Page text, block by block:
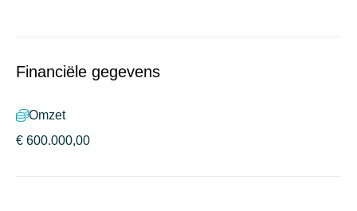
Financiële gegevens
Omzet
€ 600.000,00